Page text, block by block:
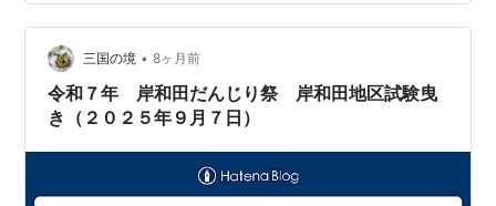
三国の境 • 8ヶ月前
令和７年 岸和田だんじり祭 岸和田地区試験曳
き（２０２５年９月７日）